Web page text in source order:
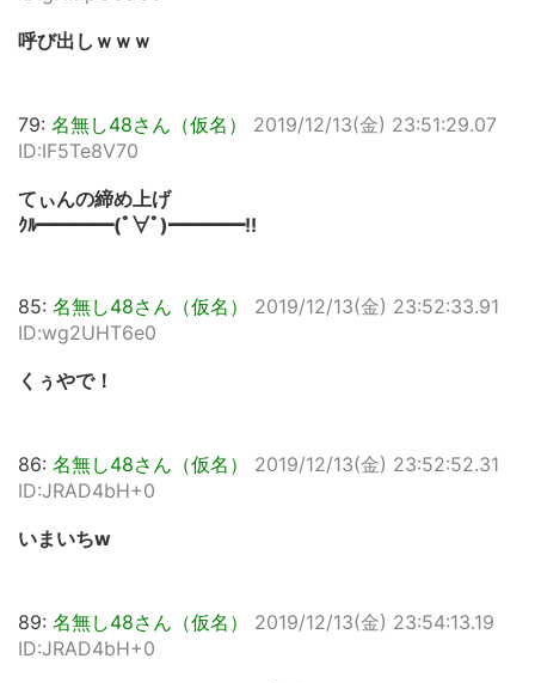
呼び出しｗｗｗ
79: 名無し48さん（仮名）
2019/12/13(金) 23:51:29.07
ID:IF5Te8V70
てぃんの締め上げ
ｸﾙ━━━━(ﾟ∀ﾟ)━━━━!!
85: 名無し48さん（仮名）
2019/12/13(金) 23:52:33.91
ID:wg2UHT6e0
くぅやで！
86: 名無し48さん（仮名）
2019/12/13(金) 23:52:52.31
ID:JRAD4bH+0
いまいちw
89: 名無し48さん（仮名）
2019/12/13(金) 23:54:13.19
ID:JRAD4bH+0